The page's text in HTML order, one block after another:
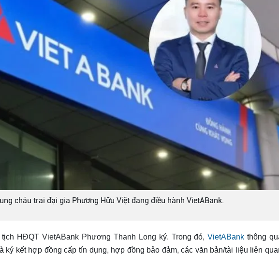
cháu trai đại gia Phương Hữu Việt đang điều hành VietABank.
HĐQT VietABank Phương Thanh Long ký. Trong đó,VietABank thông
ký kết hợp đồng cấp tín dụng, hợp đồng bảo đảm, các văn bản/tài liệu liên